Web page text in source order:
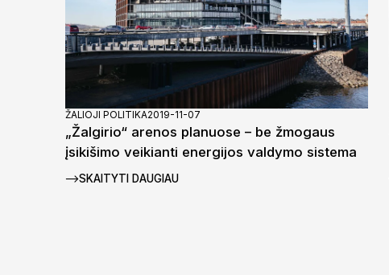
ŽALIOJI POLITIKA2019-11-07
„Žalgirio“ arenos planuose – be žmogaus
įsikišimo veikianti energijos valdymo sistema
SKAITYTI DAUGIAU